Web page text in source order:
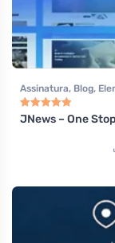
Assinatura, Blog,
itens
JNews – One